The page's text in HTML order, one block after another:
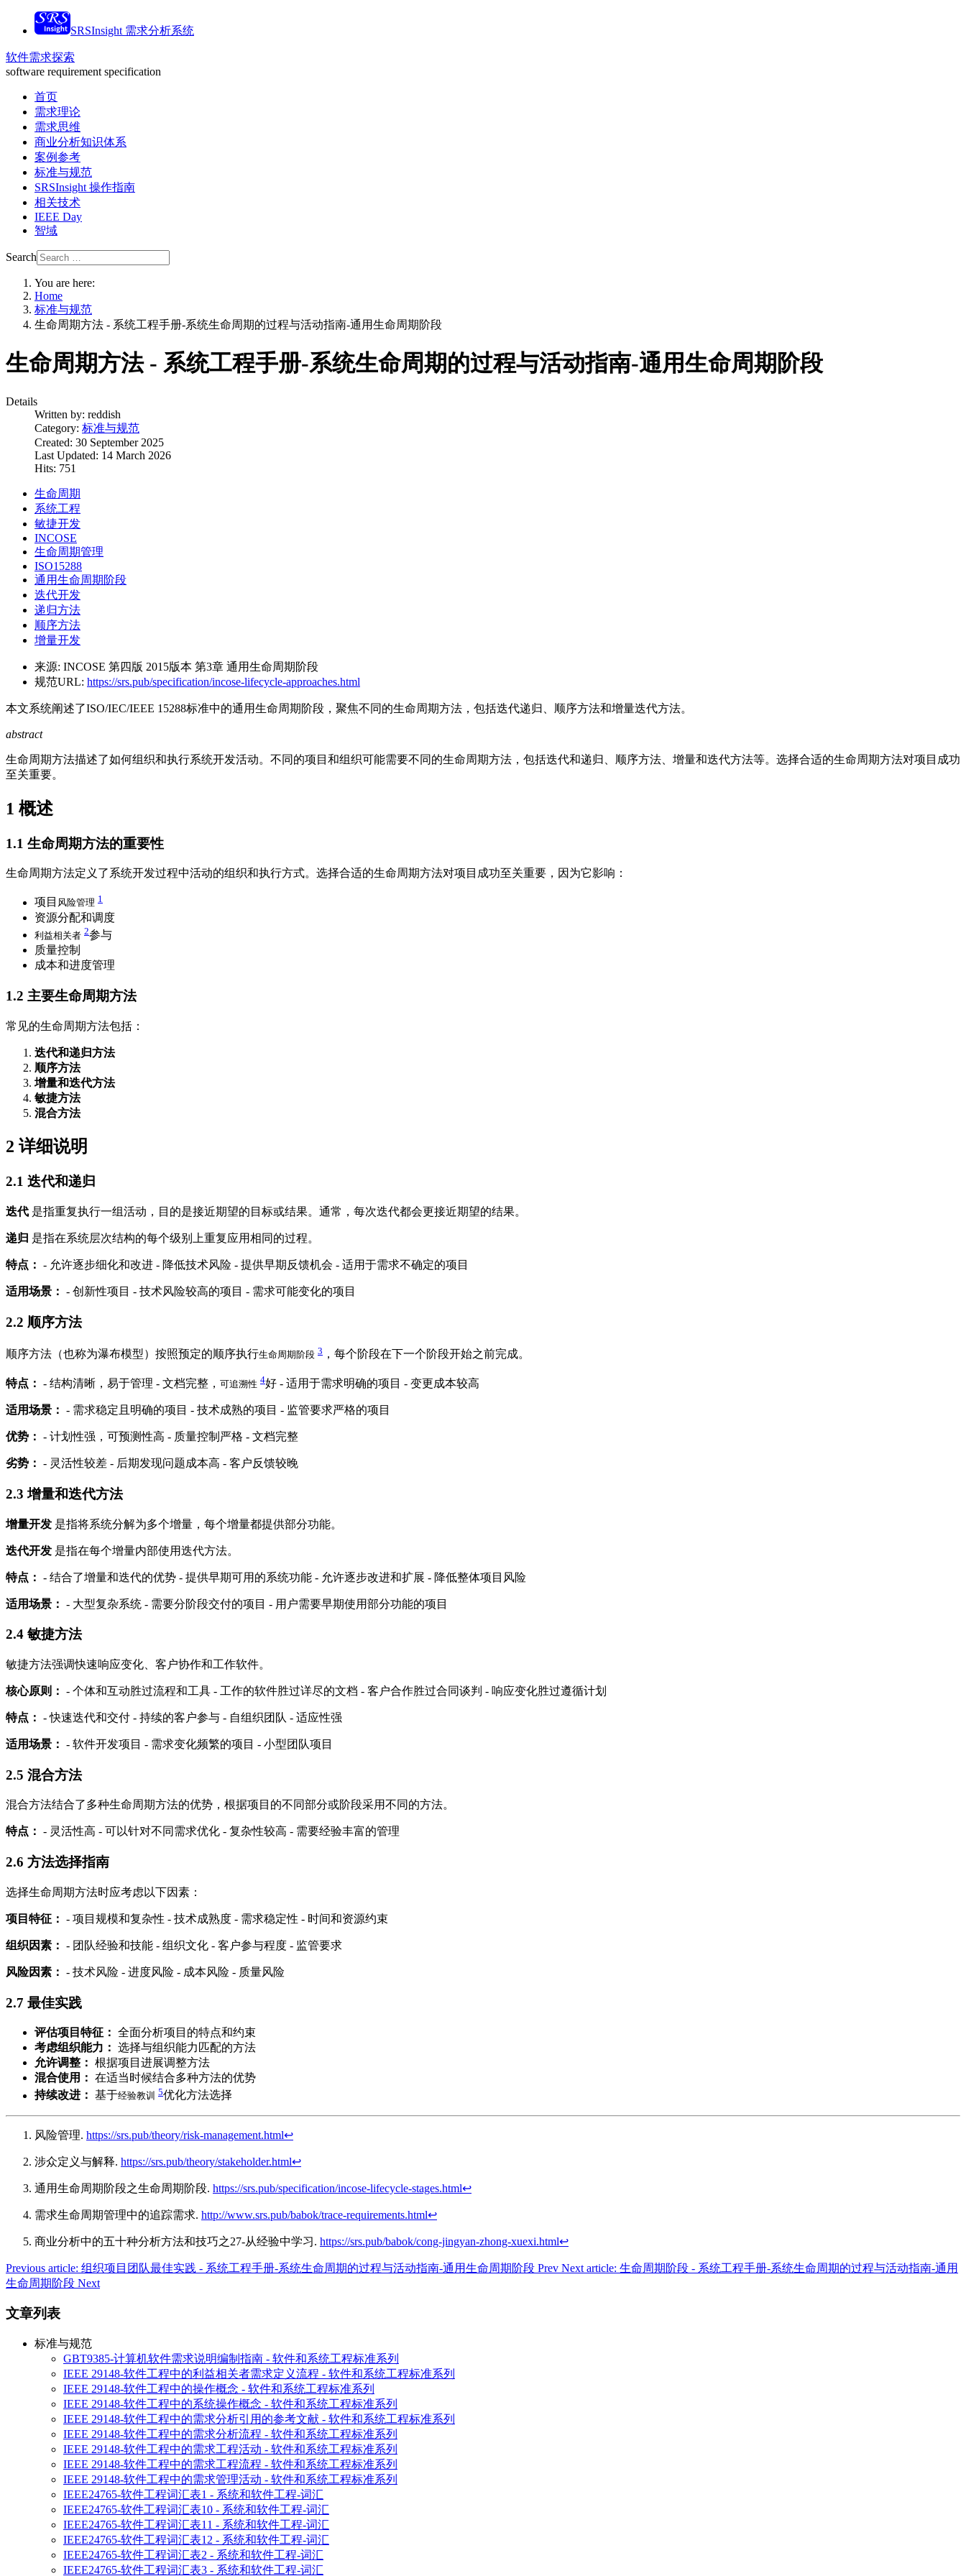
SRSInsight 需求分析系统
软件需求探索
software requirement specification
首页
需求理论
需求思维
商业分析知识体系
案例参考
标准与规范
SRSInsight 操作指南
相关技术
IEEE Day
智域
Search
You are here:
Home
标准与规范
生命周期方法 - 系统工程手册-系统生命周期的过程与活动指南-通用生命周期阶段
生命周期方法 - 系统工程手册-系统生命周期的过程与活动指南-通用生命周期阶段
Details
Written by: reddish
Category: 标准与规范
Created: 30 September 2025
Last Updated: 14 March 2026
Hits: 751
生命周期
系统工程
敏捷开发
INCOSE
生命周期管理
ISO15288
通用生命周期阶段
迭代开发
递归方法
顺序方法
增量开发
来源: INCOSE 第四版 2015版本 第3章 通用生命周期阶段
规范URL: https://srs.pub/specification/incose-lifecycle-approaches.html
本文系统阐述了ISO/IEC/IEEE 15288标准中的通用生命周期阶段，聚焦不同的生命周期方法，包括迭代递归、顺序方法和增量迭代方法。
abstract
生命周期方法描述了如何组织和执行系统开发活动。不同的项目和组织可能需要不同的生命周期方法，包括迭代和递归、顺序方法、增量和迭代方法等。选择合适的生命周期方法对项目成功
至关重要。
1 概述
1.1 生命周期方法的重要性
生命周期方法定义了系统开发过程中活动的组织和执行方式。选择合适的生命周期方法对项目成功至关重要，因为它影响：
项目 风险管理 1
资源分配和调度
利益相关者 2参与
质量控制
成本和进度管理
1.2 主要生命周期方法
常见的生命周期方法包括：
迭代和递归方法
顺序方法
增量和迭代方法
敏捷方法
混合方法
2 详细说明
2.1 迭代和递归
迭代 是指重复执行一组活动，目的是接近期望的目标或结果。通常，每次迭代都会更接近期望的结果。
递归 是指在系统层次结构的每个级别上重复应用相同的过程。
特点： - 允许逐步细化和改进 - 降低技术风险 - 提供早期反馈机会 - 适用于需求不确定的项目
适用场景： - 创新性项目 - 技术风险较高的项目 - 需求可能变化的项目
2.2 顺序方法
顺序方法（也称为瀑布模型）按照预定的顺序执行生命周期阶段 3 ，每个阶段在下一个阶段开始之前完成。
特点： - 结构清晰，易于管理 - 文档完整， 可追溯性 4好 - 适用于需求明确的项目 - 变更成本较高
适用场景： - 需求稳定且明确的项目 - 技术成熟的项目 - 监管要求严格的项目
优势： - 计划性强，可预测性高 - 质量控制严格 - 文档完整
劣势： - 灵活性较差 - 后期发现问题成本高 - 客户反馈较晚
2.3 增量和迭代方法
增量开发 是指将系统分解为多个增量，每个增量都提供部分功能。
迭代开发 是指在每个增量内部使用迭代方法。
特点： - 结合了增量和迭代的优势 - 提供早期可用的系统功能 - 允许逐步改进和扩展 - 降低整体项目风险
适用场景： - 大型复杂系统 - 需要分阶段交付的项目 - 用户需要早期使用部分功能的项目
2.4 敏捷方法
敏捷方法强调快速响应变化、客户协作和工作软件。
核心原则： - 个体和互动胜过流程和工具 - 工作的软件胜过详尽的文档 - 客户合作胜过合同谈判 - 响应变化胜过遵循计划
特点： - 快速迭代和交付 - 持续的客户参与 - 自组织团队 - 适应性强
适用场景： - 软件开发项目 - 需求变化频繁的项目 - 小型团队项目
2.5 混合方法
混合方法结合了多种生命周期方法的优势，根据项目的不同部分或阶段采用不同的方法。
特点： - 灵活性高 - 可以针对不同需求优化 - 复杂性较高 - 需要经验丰富的管理
2.6 方法选择指南
选择生命周期方法时应考虑以下因素：
项目特征： - 项目规模和复杂性 - 技术成熟度 - 需求稳定性 - 时间和资源约束
组织因素： - 团队经验和技能 - 组织文化 - 客户参与程度 - 监管要求
风险因素： - 技术风险 - 进度风险 - 成本风险 - 质量风险
2.7 最佳实践
评估项目特征： 全面分析项目的特点和约束
考虑组织能力： 选择与组织能力匹配的方法
允许调整： 根据项目进展调整方法
混合使用： 在适当时候结合多种方法的优势
持续改进： 基于经验教训 5优化方法选择
风险管理. https://srs.pub/theory/risk-management.html↩︎
涉众定义与解释. https://srs.pub/theory/stakeholder.html↩︎
通用生命周期阶段之生命周期阶段. https://srs.pub/specification/incose-lifecycle-stages.html↩︎
需求生命周期管理中的追踪需求. http://www.srs.pub/babok/trace-requirements.html↩︎
商业分析中的五十种分析方法和技巧之27-从经验中学习. https://srs.pub/babok/cong-jingyan-zhong-xuexi.html↩︎
Previous article: 组织项目团队最佳实践 - 系统工程手册-系统生命周期的过程与活动指南-通用生命周期阶段 Prev Next article: 生命周期阶段 - 系统工程手册-系统生命周期的过程与活动指南-通用
生命周期阶段 Next
文章列表
标准与规范
GBT9385-计算机软件需求说明编制指南 - 软件和系统工程标准系列
IEEE 29148-软件工程中的利益相关者需求定义流程 - 软件和系统工程标准系列
IEEE 29148-软件工程中的操作概念 - 软件和系统工程标准系列
IEEE 29148-软件工程中的系统操作概念 - 软件和系统工程标准系列
IEEE 29148-软件工程中的需求分析引用的参考文献 - 软件和系统工程标准系列
IEEE 29148-软件工程中的需求分析流程 - 软件和系统工程标准系列
IEEE 29148-软件工程中的需求工程活动 - 软件和系统工程标准系列
IEEE 29148-软件工程中的需求工程流程 - 软件和系统工程标准系列
IEEE 29148-软件工程中的需求管理活动 - 软件和系统工程标准系列
IEEE24765-软件工程词汇表1 - 系统和软件工程-词汇
IEEE24765-软件工程词汇表10 - 系统和软件工程-词汇
IEEE24765-软件工程词汇表11 - 系统和软件工程-词汇
IEEE24765-软件工程词汇表12 - 系统和软件工程-词汇
IEEE24765-软件工程词汇表2 - 系统和软件工程-词汇
IEEE24765-软件工程词汇表3 - 系统和软件工程-词汇